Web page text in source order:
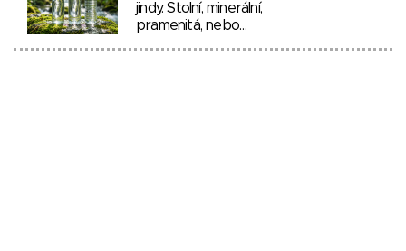
jindy. Stolní, minerální,
pramenitá, nebo…